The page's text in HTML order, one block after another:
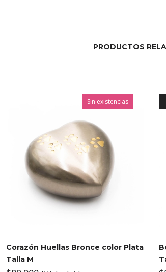
PRODUCTOS
Sin existencias
Corazón Huellas Bronce color Plata
Talla M